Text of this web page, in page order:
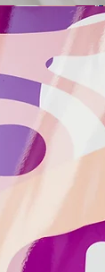
Voz de Varishana ©
Presentador